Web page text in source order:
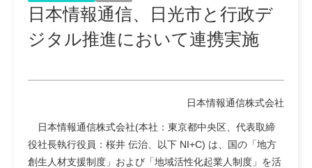
日本情報通信、日光市と行政デ
ジタル推進において連携実施
日本情報通信株式会社
日本情報通信株式会社(本社：東京都中央区、代表取締
役社長執行役員：桜井 伝治、以下 NI+C) は、国の「地方
創生人材支援制度」および「地域活性化起業人制度」を活